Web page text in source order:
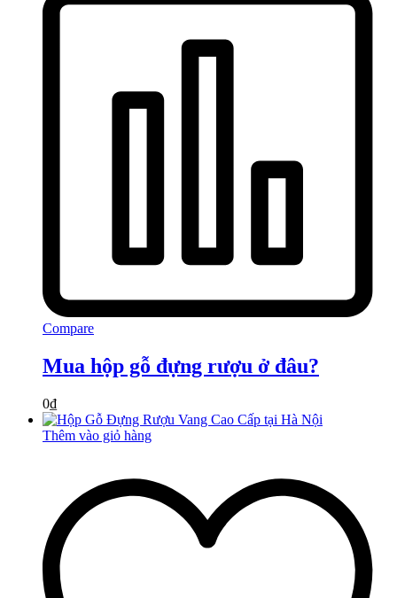
Compare
Mua hộp gỗ đựng rượu ở đâu?
0₫
Thêm vào giỏ hàng